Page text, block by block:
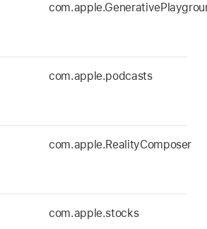
com.apple.podcasts
com.apple.RealityComposer
com.apple.stocks